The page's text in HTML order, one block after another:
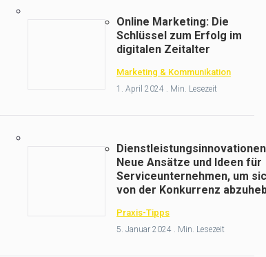
Online Marketing: Die
Schlüssel zum Erfolg im
digitalen Zeitalter
Marketing & Kommunikation
1. April 2024 . Min. Lesezeit
Neue Ansätze und Ideen für
Serviceunternehmen, um
von der Konkurrenz
Praxis-Tipps
5. Januar 2024 . Min. Lesezeit